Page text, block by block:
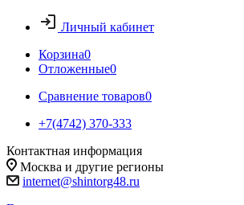
Личный кабинет
Корзина0
Отложенные0
Сравнение товаров0
+7(4742) 370-333
Контактная информация
Москва и другие регионы
internet@shintorg48.ru